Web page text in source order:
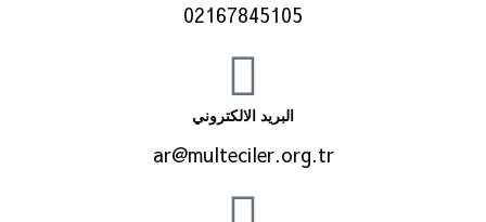
02167845105
البريد الالكتروني
ar@multeciler.org.tr